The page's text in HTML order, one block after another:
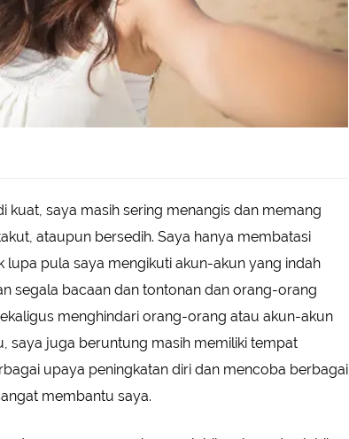
kuat, saya masih sering menangis dan memang
ataupun bersedih. Saya hanya membatasi
lupa pula saya mengikuti akun-akun yang indah
segala bacaan dan tontonan dan orang-orang
menghindari orang-orang atau akun-akun
saya juga beruntung masih memiliki tempat
upaya peningkatan diri dan mencoba berbagai
membantu saya.